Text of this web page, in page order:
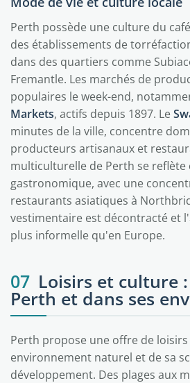
Perth possède une culture du
des établissements de
dans des quartiers comme
Fremantle. Les marchés de
populaires le week-end,
Markets, actifs depuis 1897. Le
minutes de la ville, concentre
producteurs artisanaux et
multiculturelle de Perth se
gastronomique, avec une
restaurants asiatiques à
vestimentaire est décontracté et
plus informelle qu'en Europe.
07 Loisirs et culture
Perth et dans ses
Perth propose une offre de
environnement naturel et de sa
développement. Des plages aux